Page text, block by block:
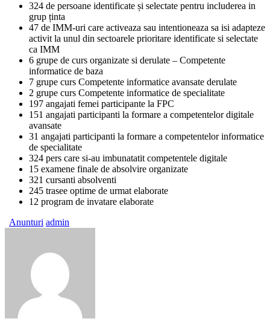
324 de persoane identificate și selectate pentru includerea in
grup ținta
47 de IMM-uri care activeaza sau intentioneaza sa isi adapteze
activit la unul din sectoarele prioritare identificate si selectate
ca IMM
6 grupe de curs organizate si derulate – Competente
informatice de baza
7 grupe curs Competente informatice avansate derulate
2 grupe curs Competente informatice de specialitate
197 angajati femei participante la FPC
151 angajati participanti la formare a competentelor digitale
avansate
31 angajati participanti la formare a competentelor informatice
de specialitate
324 pers care si-au imbunatatit competentele digitale
15 examene finale de absolvire organizate
321 cursanti absolventi
245 trasee optime de urmat elaborate
12 program de invatare elaborate
Anunturi admin